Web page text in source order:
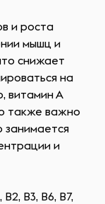
и роста
мышц и
снижает
на
витамин А
также важно
занимается
и
B3, B6, B7,